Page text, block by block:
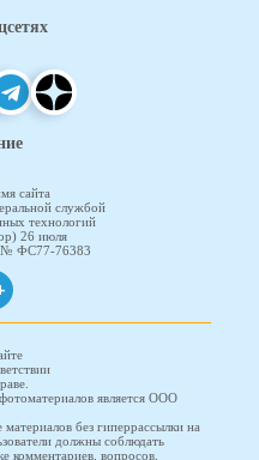
сайта
службой
технологий
26 июля
№ ФС77-76383
является ООО
без гиперрассылки на
должны соблюдать
комментариев, вопросов,